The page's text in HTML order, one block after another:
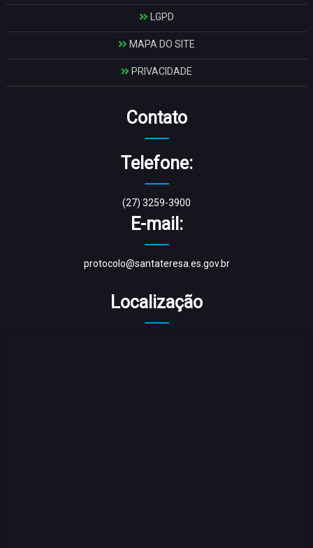
LGPD
MAPA DO SITE
PRIVACIDADE
Contato
Telefone:
(27) 3259-3900
E-mail:
protocolo@santateresa.es.gov.br
Localização